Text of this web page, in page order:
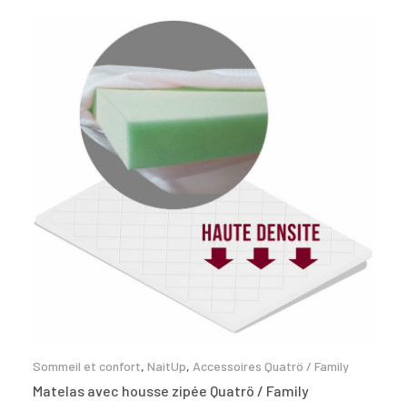
Sommeil et confort, NaitUp, Accessoires Quatrö / Family
Matelas avec housse zipée Quatrö / Family